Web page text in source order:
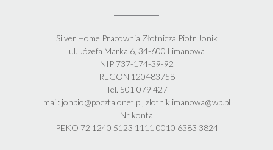
Silver Home Pracownia Złotnicza Piotr Jonik
ul. Józefa Marka 6, 34-600 Limanowa
NIP 737-174-39-92
REGON 120483758
Tel. 501 079 427
mail: jonpio@poczta.onet.pl, zlotniklimanowa@wp.pl
Nr konta
PEKO 72 1240 5123 1111 0010 6383 3824